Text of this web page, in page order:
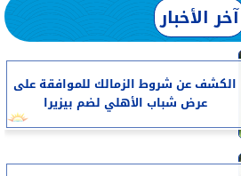
آخر الأخبار
الكشف عن شروط الزمالك للموافقة على
عرض شباب الأهلي لضم بيزيرا